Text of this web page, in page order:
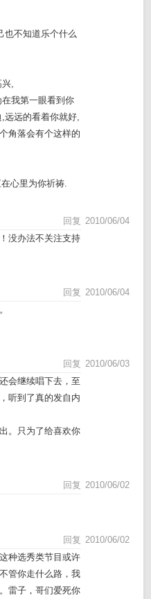
也不知道乐个什么
兴,
我第一眼看到你
远远的看着你就好,
角落会有个这样的
心里为你祈祷.
2010/06/04
回复
没办法不关注支持
2010/06/04
回复
2010/06/03
回复
会继续唱下去，至
听到了真的发自内
。只为了给喜欢你
2010/06/02
回复
2010/06/02
回复
种选秀类节目或许
管你走什么路，我
雷子，哥们爱死你